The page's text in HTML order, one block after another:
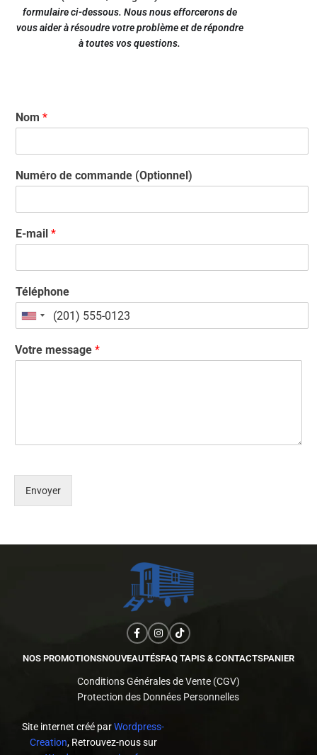
formulaire ci-dessous. Nous nous efforcerons de
vous aider à résoudre votre problème et de répondre
à toutes vos questions.
Nom *
Numéro de commande (Optionnel)
E-mail *
Téléphone
U
i
a
e
s
+
Votre message *
Envoyer
NOS PROMOTIONSNOUVEAUTÉSFAQ TAPIS & CONTACTSPANIER
Conditions Générales de Vente (CGV)
Protection des Données Personnelles
Site internet créé parWordpress-
Creation, Retrouvez-nous sur